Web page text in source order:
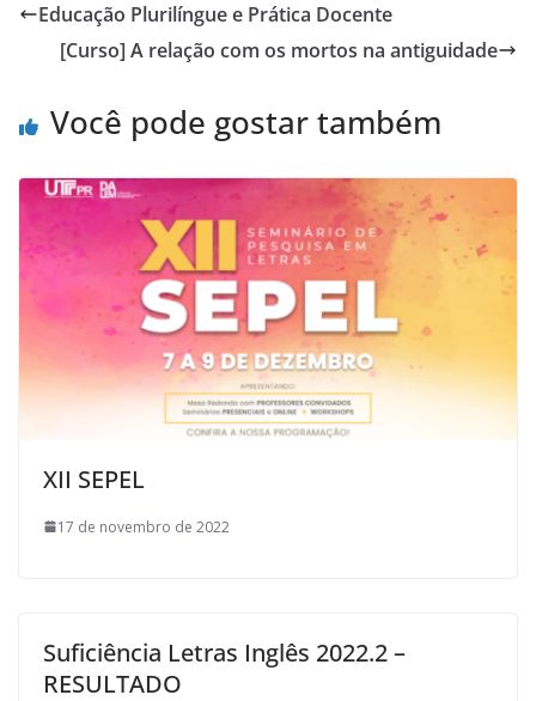
Educação Plurilíngue e Prática Docente
[Curso] A relação com os mortos na antiguidade
Você pode gostar também
XII SEPEL
17 de novembro de 2022
Suficiência Letras Inglês 2022.2 –
RESULTADO